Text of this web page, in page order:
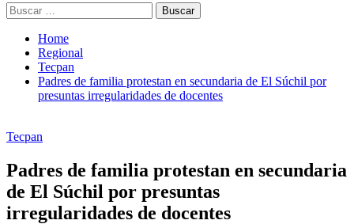
Buscar:
Home
Regional
Tecpan
Padres de familia protestan en secundaria de El Súchil por
presuntas irregularidades de docentes
Tecpan
Padres de familia protestan en secundaria
de El Súchil por presuntas
irregularidades de docentes